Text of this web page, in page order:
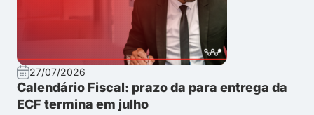
27/07/2026
Calendário Fiscal: prazo da para entrega da
ECF termina em julho